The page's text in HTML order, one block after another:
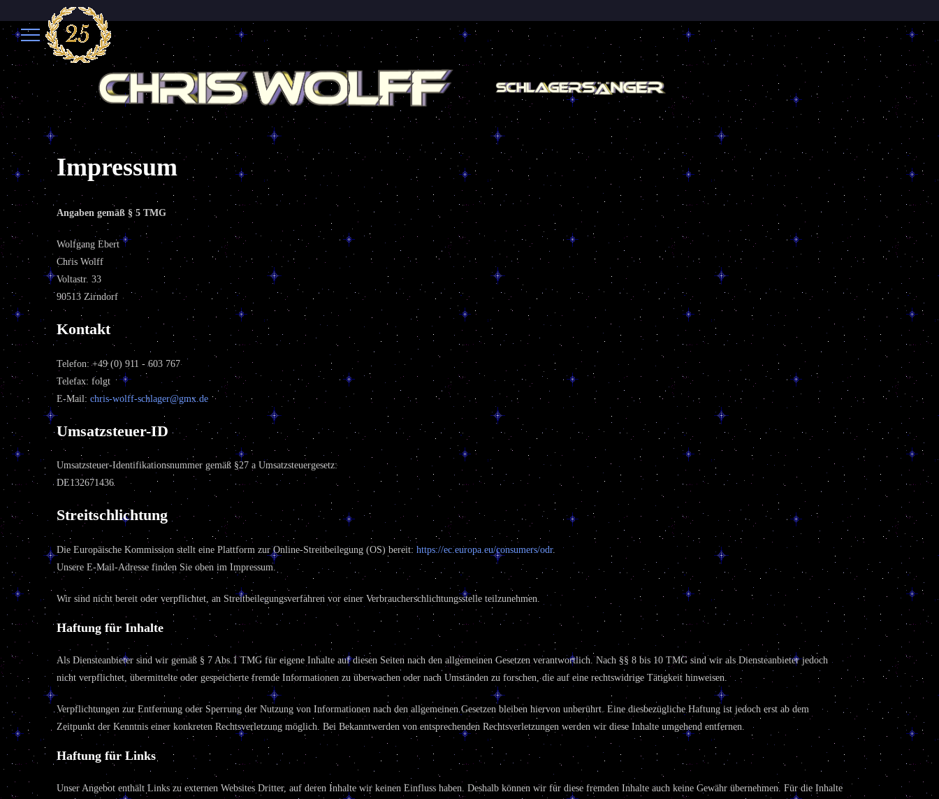
Impressum
Angaben gemäß § 5 TMG
Wolfgang Ebert
Chris Wolff
Voltastr. 33
90513 Zirndorf
Kontakt
Telefon: +49 (0) 911 - 603 767
Telefax: folgt
E-Mail: chris-wolff-schlager@gmx.de
Umsatzsteuer-ID
Umsatzsteuer-Identifikationsnummer gemäß §27 a Umsatzsteuergesetz:
DE132671436
Streitschlichtung
Die Europäische Kommission stellt eine Plattform zur Online-Streitbeilegung (OS) bereit: https://ec.europa.eu/consumers/odr.
Unsere E-Mail-Adresse finden Sie oben im Impressum.
Wir sind nicht bereit oder verpflichtet, an Streitbeilegungsverfahren vor einer Verbraucherschlichtungsstelle teilzunehmen.
Haftung für Inhalte
Als Diensteanbieter sind wir gemäß § 7 Abs.1 TMG für eigene Inhalte auf diesen Seiten nach den allgemeinen Gesetzen verantwortlich. Nach §§ 8 bis 10 TMG sind wir als Diensteanbieter jedoch
nicht verpflichtet, übermittelte oder gespeicherte fremde Informationen zu überwachen oder nach Umständen zu forschen, die auf eine rechtswidrige Tätigkeit hinweisen.
Verpflichtungen zur Entfernung oder Sperrung der Nutzung von Informationen nach den allgemeinen Gesetzen bleiben hiervon unberührt. Eine diesbezügliche Haftung ist jedoch erst ab dem
Zeitpunkt der Kenntnis einer konkreten Rechtsverletzung möglich. Bei Bekanntwerden von entsprechenden Rechtsverletzungen werden wir diese Inhalte umgehend entfernen.
Haftung für Links
Unser Angebot enthält Links zu externen Websites Dritter, auf deren Inhalte wir keinen Einfluss haben. Deshalb können wir für diese fremden Inhalte auch keine Gewähr übernehmen. Für die Inhalte